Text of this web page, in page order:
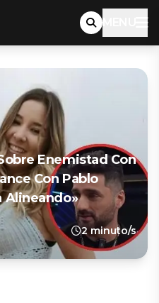
MENU
Enemistad Con
Con Pablo
Alineando»
2 minuto/s